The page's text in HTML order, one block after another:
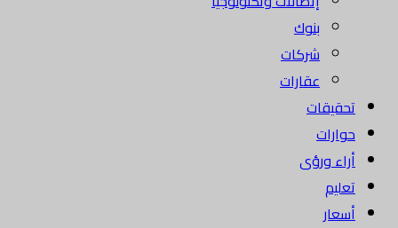
بنوك
شركات
عقارات
تحقيقات
حوارات
أراء ورؤى
تعليم
أسعار